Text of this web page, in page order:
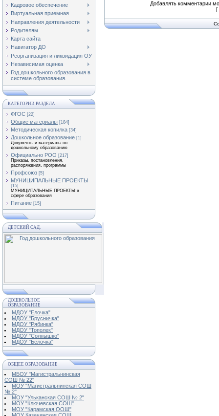
Кадровое обеспечение
Виртуальная приемная
Направления деятельности
Родителям
Карта сайта
Навигатор ДО
Реорганизация и ликвидация ОУ
Независимая оценка
Год дошкольного образования в
системе образования.
КАТЕГОРИИ РАЗДЕЛА
ФГОС [22]
Общие материалы [184]
Методическая копилка [34]
Дошкольное образование [1]
Документы и материалы по
дошкольному образованию
Официально РОО [217]
Приказы, постановления,
распоряжения, программы
Профсоюз [5]
МУНИЦИПАЛЬНЫЕ ПРОЕКТЫ
[15]
МУНИЦИПАЛЬНЫЕ ПРОЕКТЫ в
сфере образования
Питание [15]
ДЕТСКИЙ САД.
ДОШКОЛЬНОЕ
ОБРАЗОВАНИЕ
МДОУ "Елочка"
МДОУ "Брусничка"
МДОУ "Рябинка"
МДОУ "Тополек"
МДОУ "Солнышко"
МДОУ "Белочка"
ОБЩЕЕ ОБРАЗОВАНИЕ
МБОУ "Магистральнинская
СОШ № 22"
МОУ "Магистральнинская СОШ
№ 2"
МОУ "Ульканская СОШ № 2"
МОУ "Ключевская СОШ"
МОУ "Карамская ООШ"
Добавлять комментарии
[